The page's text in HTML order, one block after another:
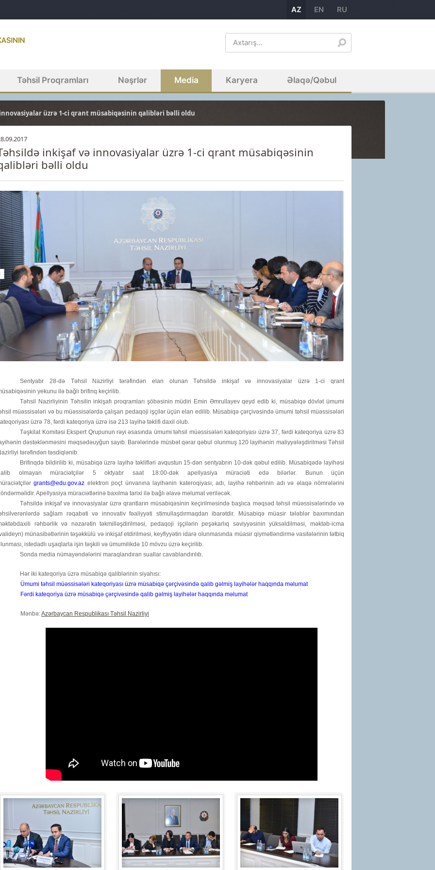
AZ EN RU
Təhsil Proqramları Nəşrlər Media Karyera Əlaqə/Qəbul
üzrə 1-ci qrant müsabiqəsinin qalibləri bəlli oldu
inkişaf və innovasiyalar üzrə 1-ci qrant müsabiqəsinin
bəlli oldu
Sentyabr 28-də Təhsil Nazirliyi tərəfindən elan olunanTəhsildə inkişaf və innovasiyalar üzrə 1-ci qrant
yekunu ilə bağlı brifinq keçirilib.
Təhsil Nazirliyinin Təhsilin inkişafı proqramları şöbəsinin müdiri Emin Əmrullayev qeyd edib ki, müsabiqə dövlət ümumi
müəssisələri və bu müəssisələrdə çalışan pedaqoji işçilər üçünelan edilib. Müsabiqə çərçivəsindəümumi təhsil müəssisələri
üzrə 78, fərdi kateqoriya üzrə isə 213 layihə təklifi daxil olub.
Təşkilat Komitəsi Ekspert Qrupunun rəyi əsasında ümumi təhsil müəssisələri kateqoriyası üzrə 37, fərdi kateqoriya üzrə 83
dəstəklənməsini məqsədəuyğun sayıb. Barələrində müsbət qərar qəbul olunmuş 120 layihənin maliyyələşdirilməsi Təhsil
tərəfindən təsdiqlənib.
Brifinqdə bildirilib ki, müsabiqə üzrə layihə təklifləri avqustun 15-dən sentyabrın 10-dək qəbul edilib. Müsabiqədə layihəsi
olmayan müraciətçilər 5 oktyabr saat 18:00-dək apellyasiya müraciəti edə bilərlər. Bunun üçün
grants@edu.gov.az elektron poçt ünvanına layihənin kateroqiyası, adı, layihə rəhbərinin adı və əlaqə nömrələrini
Apellyasiya müraciətlərinə baxılma tarixi ilə bağlı əlavə məlumat veriləcək.
Təhsildə inkişaf və innovasiyalar üzrə qrantların müsabiqəsinin keçirilməsində başlıca məqsəd təhsil müəssisələrində və
sağlam rəqabəti və innovativ fəaliyyəti stimullaşdırmaqdan ibarətdir. Müsabiqəmüasir tələblər baxımından
rəhbərlik və nəzarətin təkmilləşdirilməsi, pedaqoji işçilərin peşəkarlıq səviyyəsinin yüksəldilməsi, məktəb-icma
münasibətlərinin təşəkkülü və inkişaf etdirilməsi, keyfiyyətin idarə olunmasında müasir qiymətləndirmə vasitələrinin tətbiq
istedadlı uşaqlarla işin təşkili və ümumilikdə 10 mövzu üzrə keçirilib.
Sonda media nümayəndələrini maraqlandıran suallar cavablandırılıb.
Hər iki kateqoriya üzrə müsabiqə qaliblərinin siyahısı:
Ümumi təhsil müəssisələri kateqoriyası üzrə müsabiqə çərçivəsində qalib gəlmiş layihələr haqqında məlumat
Fərdi kateqoriya üzrə müsabiqə çərçivəsində qalib gəlmiş layihələr haqqında məlumat
Mənbə:Azərbaycan Respublikası Təhsil Nazirliyi